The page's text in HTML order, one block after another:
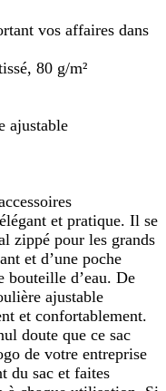
vos affaires dans
80 g/m²
ajustable
et pratique. Il se
zippé pour les grands
et d’une poche
bouteille d’eau. De
ajustable
et confortablement.
doute que ce sac
de votre entreprise
du sac et faites